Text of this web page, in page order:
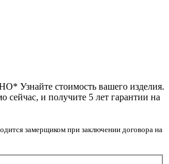
Узнайте стоимость вашего изделия.
сейчас, и получите 5 лет гарантии на
замерщиком при заключении договора на